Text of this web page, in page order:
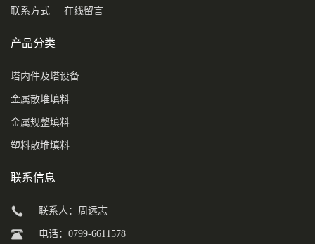
联系方式 在线留言
产品分类
塔内件及塔设备
金属散堆填料
金属规整填料
塑料散堆填料
联系信息
联系人：周远志
电话：0799-6611578